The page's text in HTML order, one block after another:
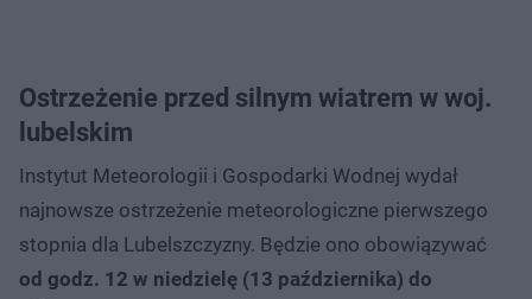
Ostrzeżenie przed silnym wiatrem w woj.
lubelskim
Instytut Meteorologii i Gospodarki Wodnej wydał
najnowsze ostrzeżenie meteorologiczne pierwszego
stopnia dla Lubelszczyzny. Będzie ono obowiązywać
od godz. 12 w niedzielę (13 października) do